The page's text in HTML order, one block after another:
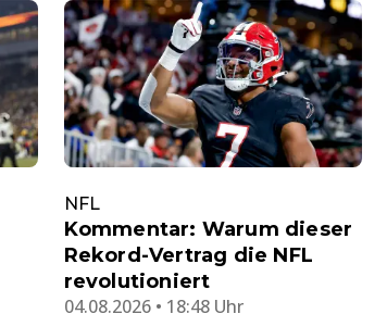
NFL
Kommentar: Warum dieser
Rekord-Vertrag die NFL
revolutioniert
04.08.2026 • 18:48 Uhr